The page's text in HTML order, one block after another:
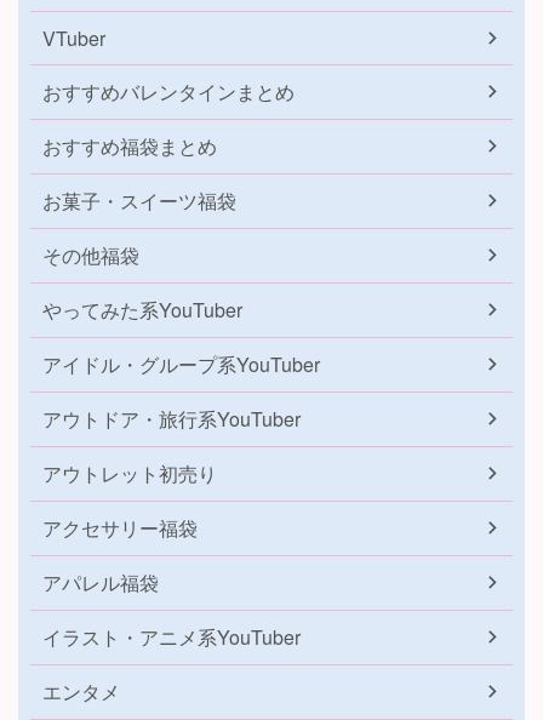
VTuber
おすすめバレンタインまとめ
おすすめ福袋まとめ
お菓子・スイーツ福袋
その他福袋
やってみた系YouTuber
アイドル・グループ系YouTuber
アウトドア・旅行系YouTuber
アウトレット初売り
アクセサリー福袋
アパレル福袋
イラスト・アニメ系YouTuber
エンタメ